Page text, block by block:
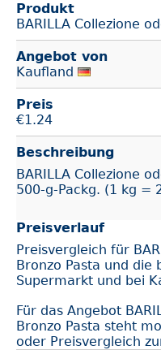
Produkt
BARILLA Collezione
Angebot von
Kaufland
Preis
€1.24
Beschreibung
BARILLA Collezione
500-g-Packg. (1 kg =
Preisverlauf
Preisvergleich für
Bronzo Pasta und die
Supermarkt und bei
Für das Angebot
Bronzo Pasta steht
oder Preisvergleich